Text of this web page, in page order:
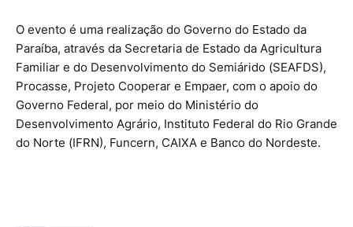
O evento é uma realização do Governo do Estado da
Paraíba, através da Secretaria de Estado da Agricultura
Familiar e do Desenvolvimento do Semiárido (SEAFDS),
Procasse, Projeto Cooperar e Empaer, com o apoio do
Governo Federal, por meio do Ministério do
Desenvolvimento Agrário, Instituto Federal do Rio Grande
do Norte (IFRN), Funcern, CAIXA e Banco do Nordeste.